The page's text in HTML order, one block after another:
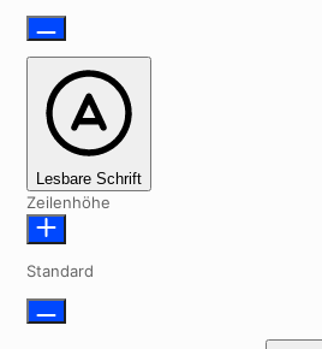
Lesbare Schrift
Zeilenhöhe
Standard